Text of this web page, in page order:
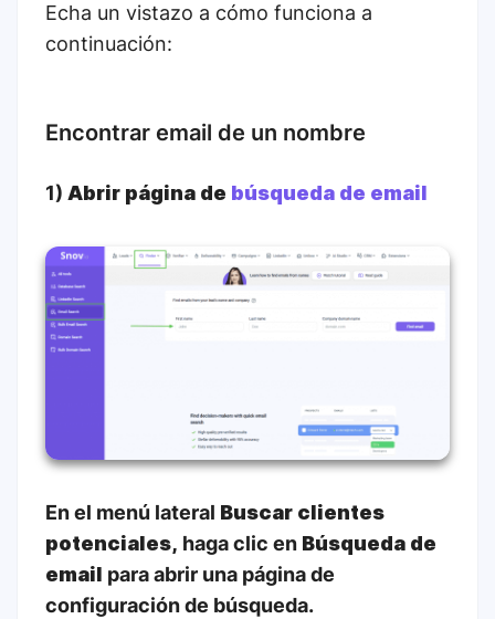
Echa un vistazo a cómo funciona a
continuación:
Encontrar email de un nombre
1) Abrir página de búsqueda de email
En el menú lateral Buscar clientes
potenciales, haga clic en Búsqueda de
email para abrir una página de
configuración de búsqueda.